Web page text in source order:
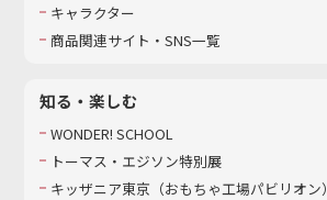
キャラクター
商品関連サイト・SNS一覧
知る・楽しむ
WONDER! SCHOOL
トーマス・エジソン特別展
キッザニア東京（おもちゃ工場パビリオン）​